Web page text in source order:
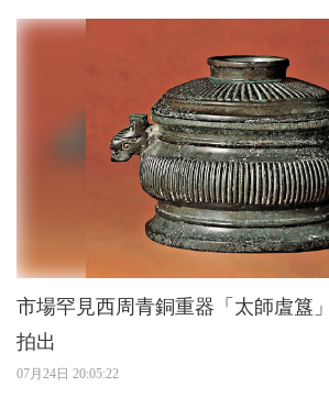
市場罕見西周青銅重器「太師虘簋」 5750萬人民幣
拍出
07月24日 20:05:22